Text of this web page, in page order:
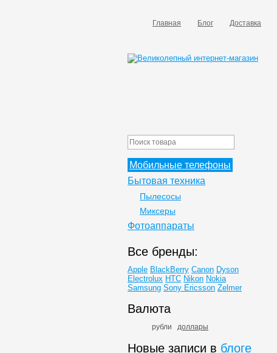
Главная Блог Доставка
Мобильные телефоны
Бытовая техника
Пылесосы
Миксеры
Фотоаппараты
Все бренды:
Apple BlackBerry Canon Dyson
Electrolux HTC Nikon Nokia
Samsung Sony Ericsson Zelmer
Валюта
рубли доллары
Новые записи в блоге